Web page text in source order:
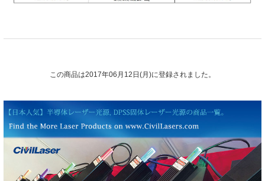
この商品は2017年06月12日(月)に登録されました。